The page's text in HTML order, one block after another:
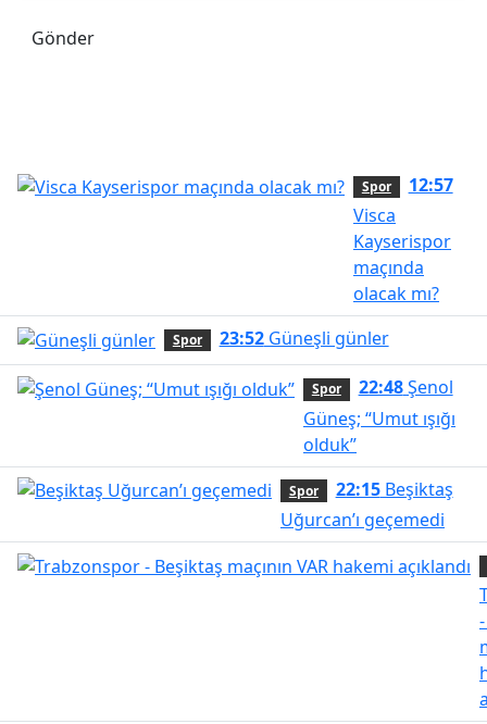
Gönder
Spor
12:57
Visca
Kayserispor
maçında
olacak mı?
Spor 23:52Güneşli günler
Spor 22:48Şenol
Güneş; “Umut ışığı
olduk”
Spor 22:15Beşiktaş
Uğurcan’ı geçemedi